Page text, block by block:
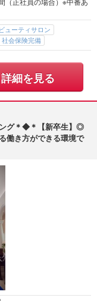
（正社員の場合）※中番あ
ューティサロン
社会保険完備
詳細を見る
グ＊◆＊【新卒生】◎
働き方ができる環境で